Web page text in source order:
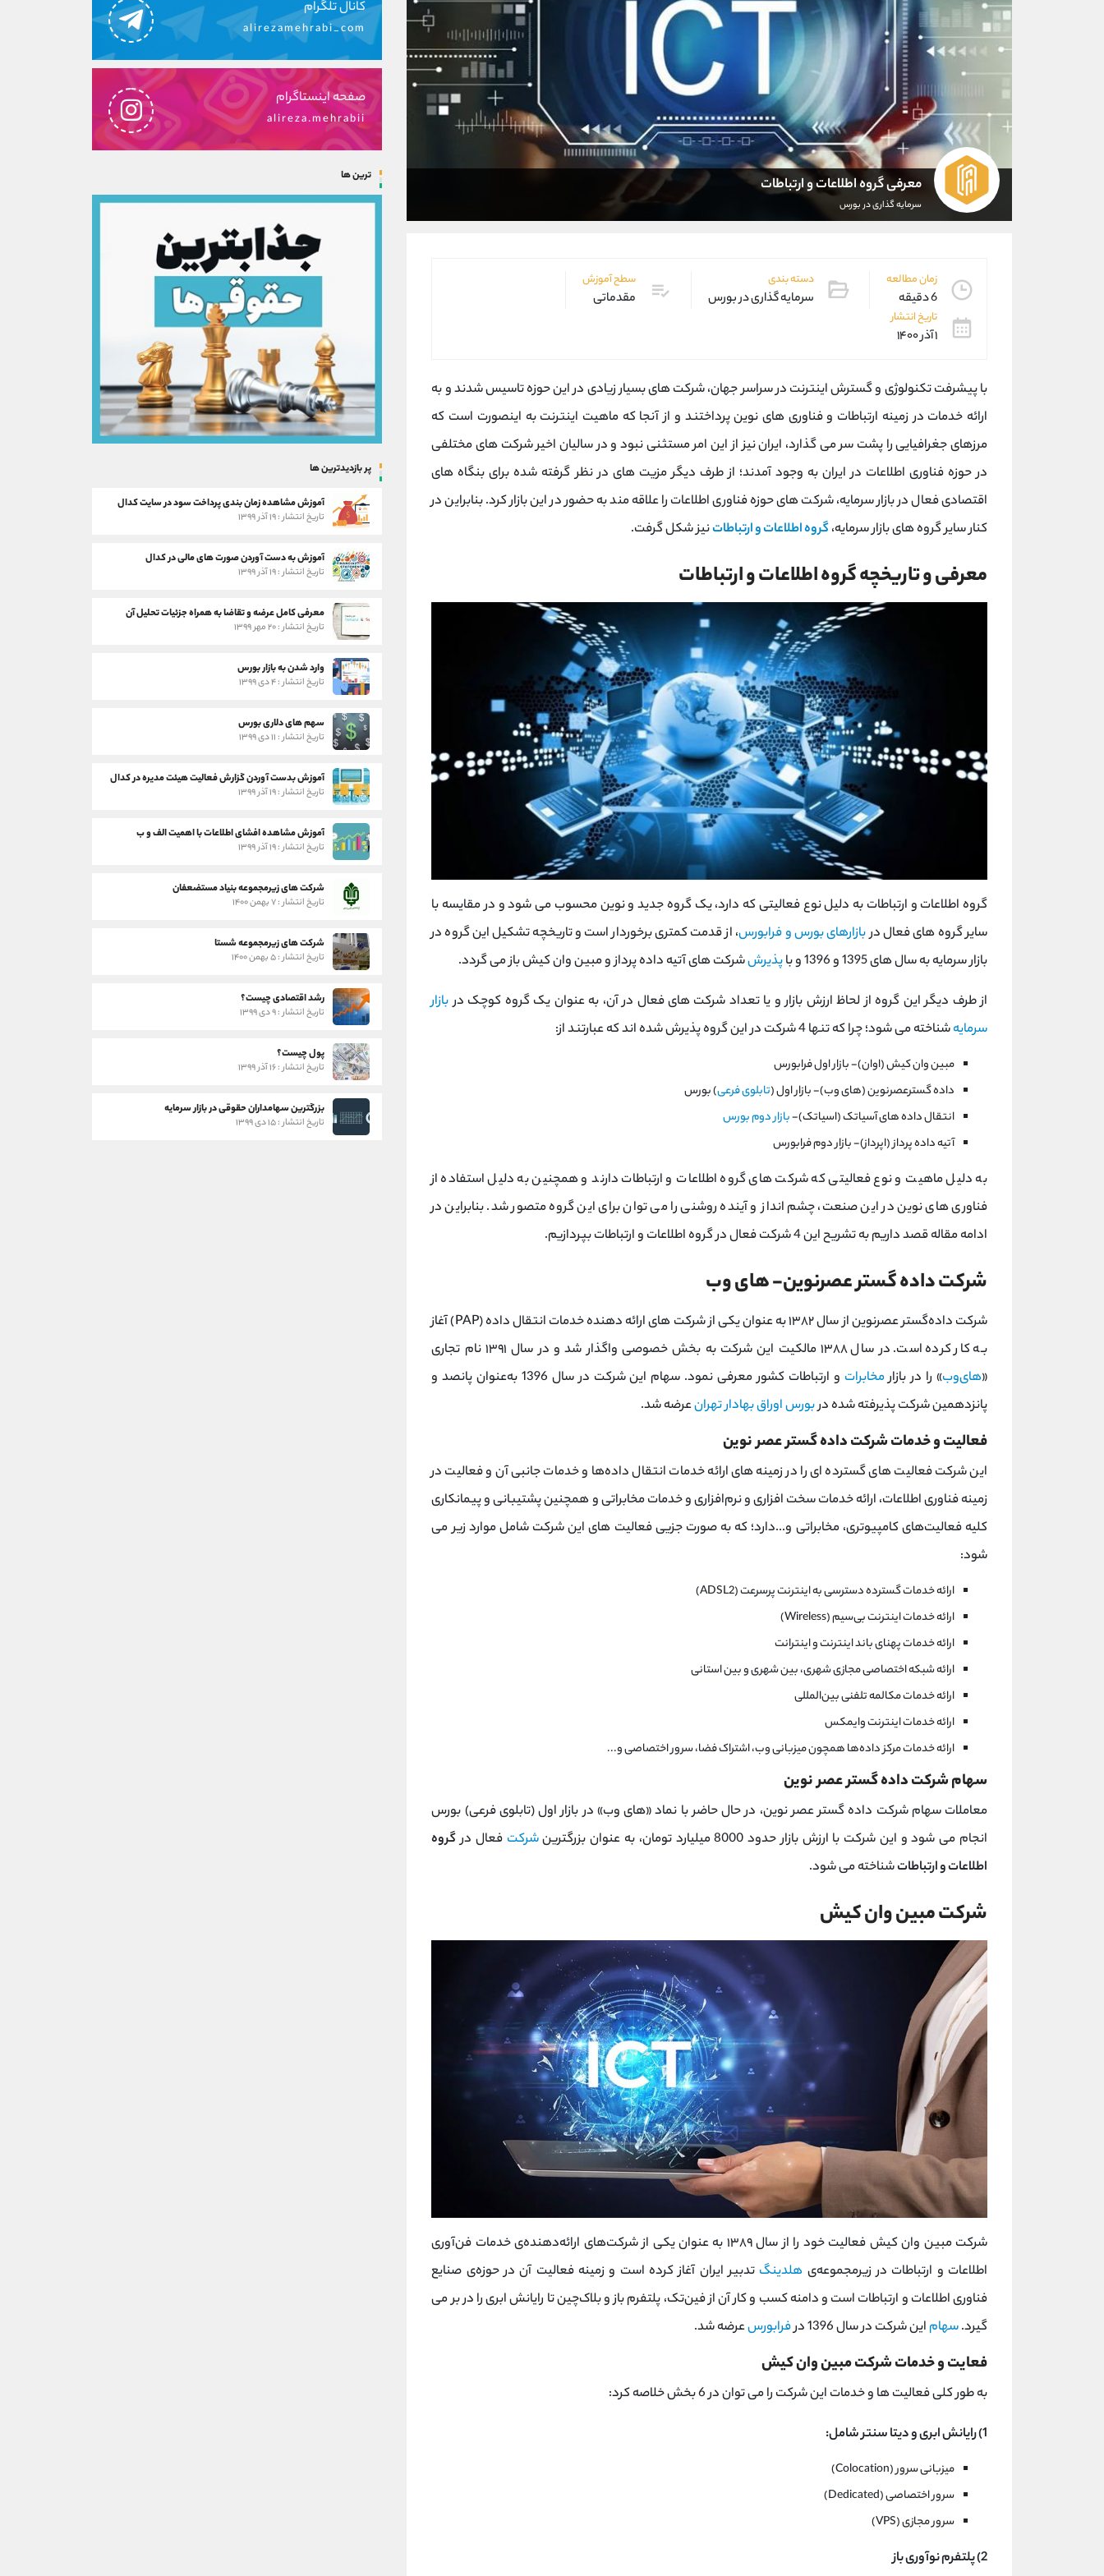
معرفی گروه اطلاعات و ارتباطات
سرمایه گذاری در بورس
زمان مطالعه
6 دقیقه
دسته بندی
سرمایه گذاری در بورس
سطح آموزش
مقدماتی
تاریخ انتشار
۱ آذر ۱۴۰۰
با پیشرفت تکنولوژی و گسترش اینترنت در سراسر جهان، شرکت های بسیار زیادی در این حوزه تاسیس شدند و به
ارائه خدمات در زمینه ارتباطات و فناوری های نوین پرداختند و از آنجا که ماهیت اینترنت به اینصورت است که
مرزهای جغرافیایی را پشت سر می گذارد، ایران نیز از این امر مستثنی نبود و در سالیان اخیر شرکت های مختلفی
در حوزه فناوری اطلاعات در ایران به وجود آمدند؛ از طرف دیگر مزیت های در نظر گرفته شده برای بنگاه های
اقتصادی فعال در بازار سرمایه، شرکت های حوزه فناوری اطلاعات را علاقه مند به حضور در این بازار کرد. بنابراین در
کنار سایر گروه های بازار سرمایه،گروه اطلاعات و ارتباطاتنیز شکل گرفت.
معرفی و تاریخچه گروه اطلاعات و ارتباطات
گروه اطلاعات و ارتباطات به دلیل نوع فعالیتی که دارد، یک گروه جدید و نوین محسوب می شود و در مقایسه با
سایر گروه های فعال دربازارهای بورس و فرابورس، از قدمت کمتری برخوردار است و تاریخچه تشکیل این گروه در
بازار سرمایه به سال های 1395 و 1396 و با
پذیرششرکت های آتیه داده پرداز و مبین وان کیش باز می گردد.
از طرف دیگر این گروه از لحاظ ارزش بازار و یا تعداد شرکت های فعال در آن، به عنوان یک گروه کوچک دربازار
سرمایهشناخته می شود؛ چرا که تنها 4 شرکت در این گروه پذیرش شده اند که عبارتند از:
مبين وان كيش (اوان)- بازار اول فرابورس
داده گسترعصرنوين (های وب)- بازار اول (تابلوی فرعی) بورس
انتقال داده های آسياتک (اسياتک)-بازار دوم بورس
آتيه داده پرداز (اپرداز)- بازار دوم فرابورس
به دلیل ماهیت و نوع فعالیتی که شرکت های گروه اطلاعات و ارتباطات دارند و همچنین به دلیل استفاده از
فناوری های نوین در این صنعت، چشم انداز و آینده روشنی را می توان برای این گروه متصور شد. بنابراین در
ادامه مقاله قصد داریم به تشریح این 4 شرکت فعال در گروه اطلاعات و ارتباطات بپردازیم.
شرکت داده گستر عصرنوين- های وب
شرکت داده‌گستر عصرنوین از سال ۱۳۸۲ به‌ عنوان یکی از شرکت‌ های ارائه ‌دهنده خدمات انتقال داده (PAP) آغاز
بـه کار کرده است. در سال ۱۳۸۸ مالکیت این شرکت به بخش خصوصی واگذار شد و در سال ۱۳۹۱ نام تجاری
«های‌وب» را در بازارمخابرات
و ارتباطات کشور معرفی نمود. سهام این شرکت در سال 1396 به‌عنوان پانصد و
پانزدهمین شرکت پذیرفته شده دربورس اوراق بهادار تهرانعرضه شد.
فعالیت و خدمات شرکت داده گستر عصر نوین
این شرکت فعالیت های گسترده ای را در زمینه های ارائه خدمات انتقال داده‌ها و خدمات جانبی آن و فعالیت در
زمینه فناوری اطلاعات، ارائه خدمات سخت ‌افزاری و نرم‌افزاری و خدمات مخابراتی و همچنین پشتیبانی و پیمانکاری
کلیه فعالیت‌های کامپیوتری، مخابراتی و...دارد؛ که به صورت جزیی فعالیت های این شرکت شامل موارد زیر می
شود:
ارائه خدمات گسترده دسترسی به اینترنت پرسرعت (ADSL2)
ارائه خدمات اینترنت بی‌سیم (Wireless)
ارائه خدمات پهنای باند اینترنت و اینترانت
ارائه شبکه اختصاصی مجازی شهری، بین شهری و بین استانی
ارائه خدمات مکالمه تلفنی بین‌المللی
ارائه خدمات اینترنت وایمکس
ارائه خدمات مرکز داده‌ها همچون میزبانی وب، اشتراک فضا، سرور اختصاصی و...
سهام شرکت داده گستر عصر نوین
معاملات سهام شرکت داده گستر عصر نوین، در حال حاضر با نماد «های وب» در بازار اول (تابلوی فرعی) بورس
انجام می شود و این شرکت با ارزش بازار حدود 8000 میلیارد تومان، به عنوان بزرگترین
شرکت فعال درگروه
اطلاعات و ارتباطاتشناخته می شود.
شرکت مبين وان كيش
شرکت مبین وان کیش فعالیت خود را از سال ۱۳۸۹ به عنوان یکی از شرکت‌های ارائه‌دهنده‌ی خدمات فن‌آوری
اطلاعات و ارتباطات در زیرمجموعه‌ی هلدینگ تدبیر ایران آغاز کرده است و زمینه فعالیت آن در حوزه‌ی صنایع
فناوری اطلاعات و ارتباطات است و دامنه کسب و کار آن از فین‌تک، پلتفرم باز و بلاک‌چین تا رایانش ابری را در بر می
گیرد.سهام این شرکت در سال 1396 در فرابورسعرضه شد.
فعایت و خدمات شرکت مبین وان کیش
به طور کلی فعالیت ها و خدمات این شرکت را می توان در 6 بخش خلاصه کرد:
1) رایانش ابری و دیتا سنتر شامل:
میزبانی سرور (Colocation)
سرور اختصاصی (Dedicated)
سرور مجازی (VPS)
2) پلتفرم نوآوری باز
کانال تلگرام
alirezamehrabi_com
صفحه اینستاگرام
alireza.mehrabii
ترین ها
پر بازدیدترین ها
آموزش مشاهده زمان بندی پرداخت سود در سایت کدال
تاریخ انتشار : ۱۹ آذر ۱۳۹۹
آموزش به دست آوردن صورت های مالی در کدال
تاریخ انتشار : ۱۹ آذر ۱۳۹۹
معرفی کامل عرضه و تقاضا به همراه جزئیات تحلیل آن
تاریخ انتشار : ۲۰ مهر ۱۳۹۹
وارد شدن به بازار بورس
تاریخ انتشار : ۴ دی ۱۳۹۹
سهم های دلاری بورس
تاریخ انتشار : ۱۱ دی ۱۳۹۹
آموزش بدست آوردن گزارش فعالیت هیئت مدیره در کدال
تاریخ انتشار : ۱۹ آذر ۱۳۹۹
آموزش مشاهده افشای اطلاعات با اهمیت الف و ب
تاریخ انتشار : ۱۹ آذر ۱۳۹۹
شرکت های زیرمجموعه بنیاد مستضعفان
تاریخ انتشار : ۷ بهمن ۱۴۰۰
شرکت های زیرمجموعه شستا
تاریخ انتشار : ۵ بهمن ۱۴۰۰
رشد اقتصادی چیست؟
تاریخ انتشار : ۹ دی ۱۳۹۹
پول چیست؟
تاریخ انتشار : ۱۶ آذر ۱۳۹۹
بزرگترین سهامداران حقوقی در بازار سرمایه
تاریخ انتشار : ۱۵ دی ۱۳۹۹